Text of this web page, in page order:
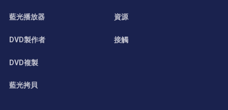
藍光播放器
DVD製作者
DVD複製
藍光拷貝
資源
接觸